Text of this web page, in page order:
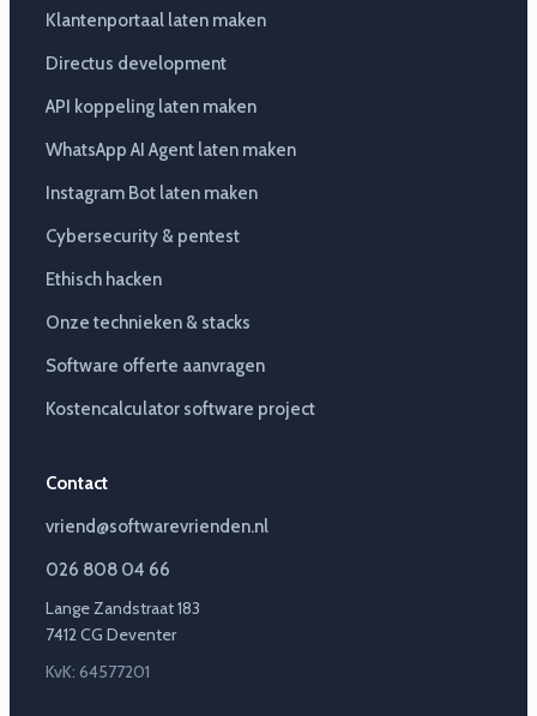
Klantenportaal laten maken
Directus development
API koppeling laten maken
WhatsApp AI Agent laten maken
Instagram Bot laten maken
Cybersecurity & pentest
Ethisch hacken
Onze technieken & stacks
Software offerte aanvragen
Kostencalculator software project
Contact
vriend@softwarevrienden.nl
026 808 04 66
Lange Zandstraat 183
7412 CG Deventer
KvK: 64577201